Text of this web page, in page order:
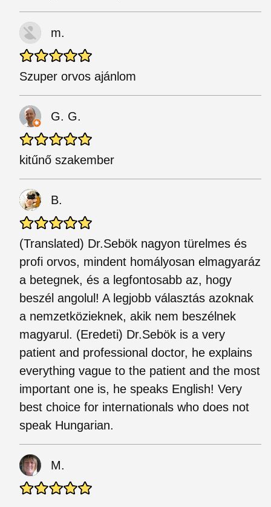
m.
Szuper orvos ajánlom
G. G.
kitűnő szakember
B.
(Translated) Dr.Sebök nagyon türelmes és
profi orvos, mindent homályosan elmagyaráz
a betegnek, és a legfontosabb az, hogy
beszél angolul! A legjobb választás azoknak
a nemzetközieknek, akik nem beszélnek
magyarul. (Eredeti) Dr.Sebök is a very
patient and professional doctor, he explains
everything vague to the patient and the most
important one is, he speaks English! Very
best choice for internationals who does not
speak Hungarian.
M.